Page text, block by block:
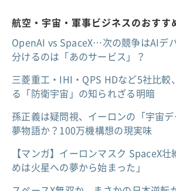
航空・宇宙・軍事ビジネスのおすす
OpenAI vs SpaceX…次の競争はAIデ
分けるのは「あのサービス」？
三菱重工・IHI・QPS HDなど5社比較
る「防衛宇宙」の知られざる明暗
孫正義は疑問視、イーロンの「宇宙
夢物語か？100万機構想の現実味
【マンガ】イーロンマスク SpaceX
めは火星への夢から始まった」